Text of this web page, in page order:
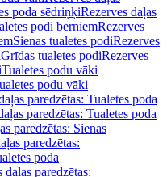
poda sēdriņķiRezerves daļas
podi bērniemRezerves
Sienas tualetes podiRezerves
Grīdas tualetes podiRezerves
Tualetes podu vāki
podu vāki
paredzētas: Tualetes poda
paredzētas: Tualetes poda
paredzētas: Sienas
paredzētas:
poda
daļas paredzētas: